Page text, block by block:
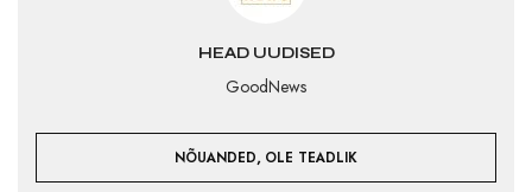
HEAD UUDISED
GoodNews
NÕUANDED, OLE TEADLIK